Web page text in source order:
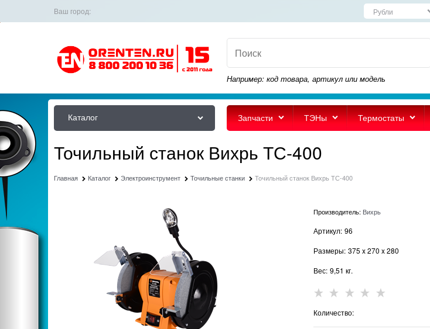
Ваш город:
Например: код товара, артикул или модель
Каталог Запчасти ТЭНы Термостаты
Точильный станок Вихрь ТС-400
Главная Каталог Электроинструмент Точильные станки Точильный станок Вихрь ТС-400
Производитель: Вихрь
Артикул: 96
Размеры: 375 x270 x280
Вес: 9,51 кг.
Количество: